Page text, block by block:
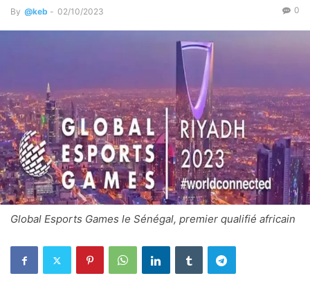
By @keb - 02/10/2023 0
Global Esports Games le Sénégal, premier qualifié africain